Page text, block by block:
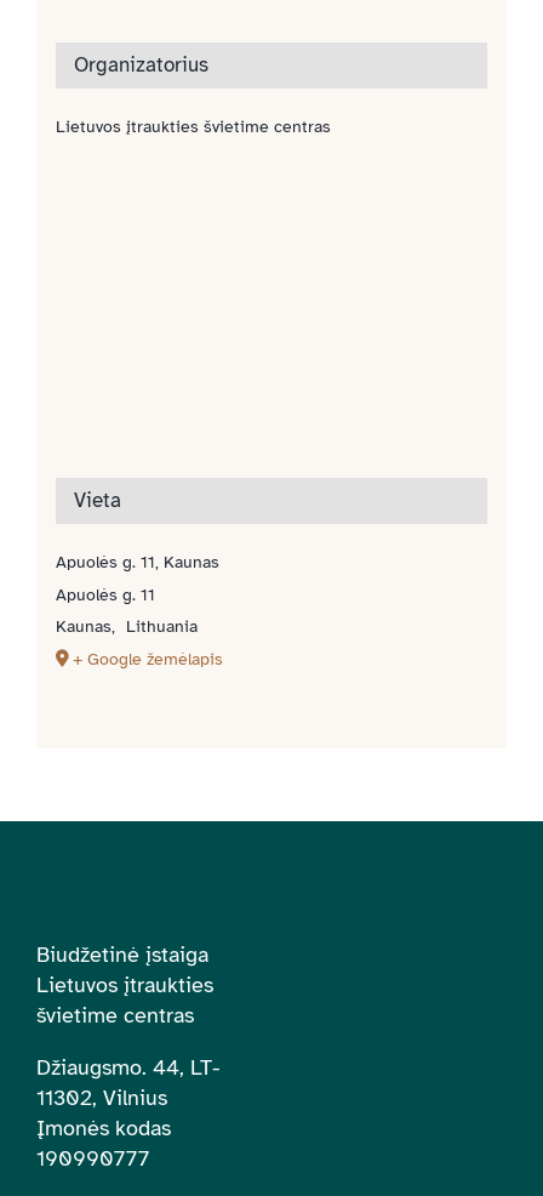
Organizatorius
Lietuvos įtraukties švietime centras
Vieta
Apuolės g. 11, Kaunas
Apuolės g. 11
Kaunas,
Lithuania
+ Google žemėlapis
Biudžetinė įstaiga
Lietuvos įtraukties
švietime centras
Džiaugsmo. 44, LT-
11302, Vilnius
Įmonės kodas
190990777